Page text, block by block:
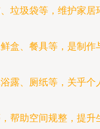
垃圾袋等，维护家居
盒、餐具等，是制作
露、厕纸等，关乎个
帮助空间规整，提升